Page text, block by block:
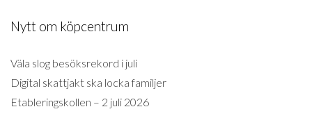
Nytt om köpcentrum
Väla slog besöksrekord i juli
Digital skattjakt ska locka familjer
Etableringskollen – 2 juli 2026